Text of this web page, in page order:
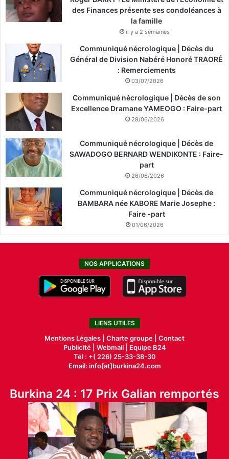
des Finances présente ses condoléances à
la famille
il y a 2 semaines
Communiqué nécrologique | Décès du
Général de Division Nabéré Honoré TRAORÉ
: Remerciements
03/07/2026
Communiqué nécrologique | Décès de son
Excellence Dramane YAMEOGO : Faire-part
28/06/2026
Communiqué nécrologique | Décès de
SAWADOGO BERNARD WENDIKONTE : Faire-
part
26/06/2026
Communiqué nécrologique | Décès de
BAMBARA née KABORE Marie Josephe :
Faire -part
01/06/2026
NOS APPLICATIONS
LIENS UTILES
Mentions Légales | Charte groupe | Contact
Publicité| Webmail |
Equipe B24
Tél : +( 226) 25-33-38-30
Email: info[at]burkina24.com
Burkina 24 : 17 Prix Galian remportés